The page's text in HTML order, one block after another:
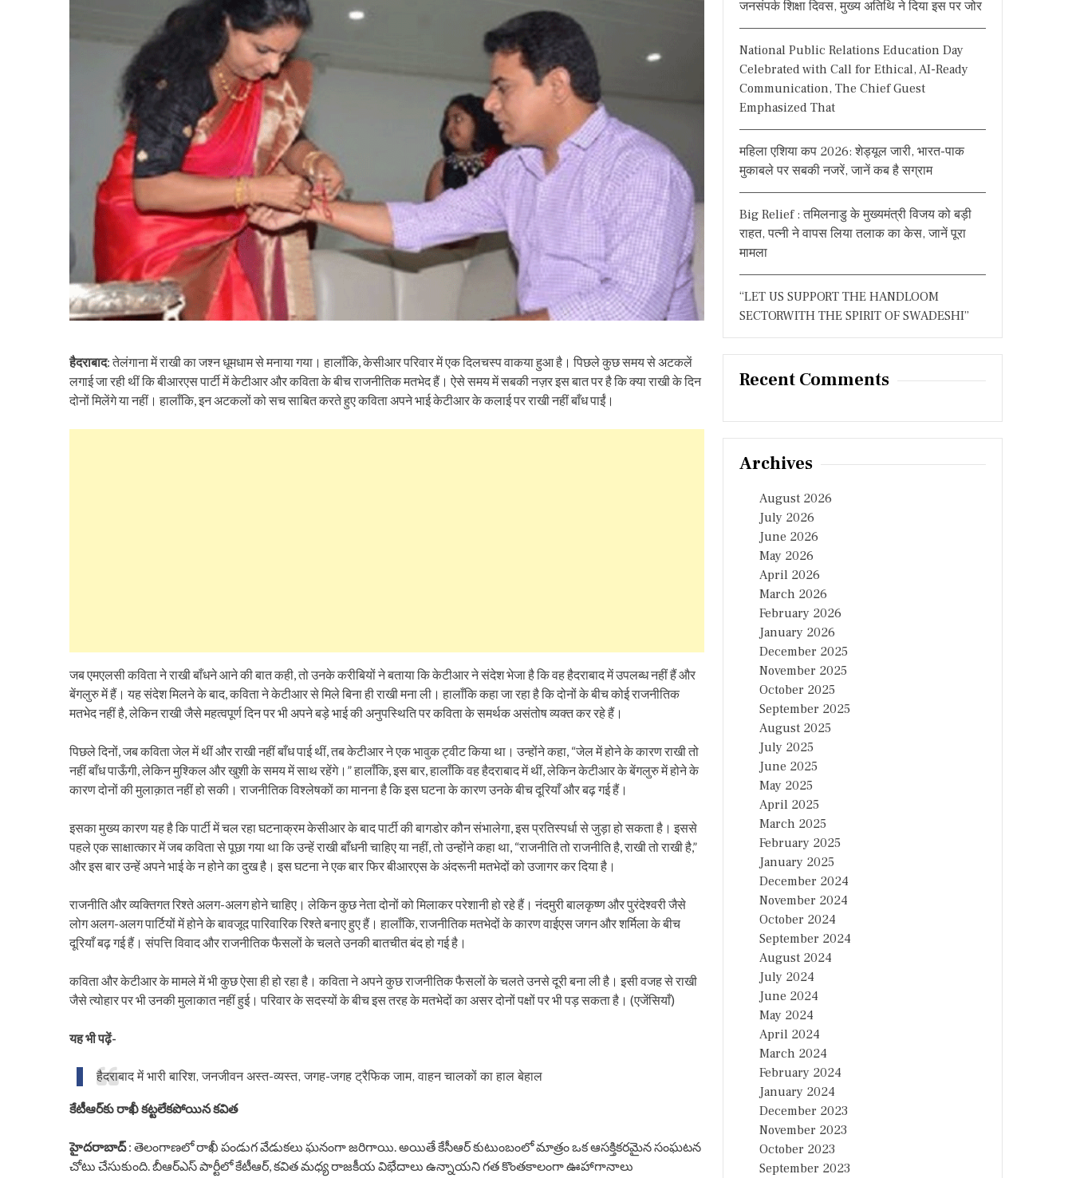
हैदराबाद: तेलंगाना में राखी का जश्न धूमधाम से मनाया गया। हालाँकि, केसीआर परिवार में एक दिलचस्प वाकया हुआ है। पिछले कुछ समय से अटकलें
लगाई जा रही थीं कि बीआरएस पार्टी में केटीआर और कविता के बीच राजनीतिक मतभेद हैं। ऐसे समय में सबकी नज़र इस बात पर है कि क्या राखी के दिन
दोनों मिलेंगे या नहीं। हालाँकि, इन अटकलों को सच साबित करते हुए कविता अपने भाई केटीआर के कलाई पर राखी नहीं बाँध पाईं।
जब एमएलसी कविता ने राखी बाँधने आने की बात कही, तो उनके करीबियों ने बताया कि केटीआर ने संदेश भेजा है कि वह हैदराबाद में उपलब्ध नहीं हैं और
बेंगलुरु में हैं। यह संदेश मिलने के बाद, कविता ने केटीआर से मिले बिना ही राखी मना ली। हालाँकि कहा जा रहा है कि दोनों के बीच कोई राजनीतिक
मतभेद नहीं है, लेकिन राखी जैसे महत्वपूर्ण दिन पर भी अपने बड़े भाई की अनुपस्थिति पर कविता के समर्थक असंतोष व्यक्त कर रहे हैं।
पिछले दिनों, जब कविता जेल में थीं और राखी नहीं बाँध पाई थीं, तब केटीआर ने एक भावुक ट्वीट किया था। उन्होंने कहा, “जेल में होने के कारण राखी तो
नहीं बाँध पाऊँगी, लेकिन मुश्किल और खुशी के समय में साथ रहेंगे।” हालाँकि, इस बार, हालाँकि वह हैदराबाद में थीं, लेकिन केटीआर के बेंगलुरु में होने के
कारण दोनों की मुलाक़ात नहीं हो सकी। राजनीतिक विश्लेषकों का मानना है कि इस घटना के कारण उनके बीच दूरियाँ और बढ़ गई हैं।
इसका मुख्य कारण यह है कि पार्टी में चल रहा घटनाक्रम केसीआर के बाद पार्टी की बागडोर कौन संभालेगा, इस प्रतिस्पर्धा से जुड़ा हो सकता है। इससे
पहले एक साक्षात्कार में जब कविता से पूछा गया था कि उन्हें राखी बाँधनी चाहिए या नहीं, तो उन्होंने कहा था, “राजनीति तो राजनीति है, राखी तो राखी है,”
और इस बार उन्हें अपने भाई के न होने का दुख है। इस घटना ने एक बार फिर बीआरएस के अंदरूनी मतभेदों को उजागर कर दिया है।
राजनीति और व्यक्तिगत रिश्ते अलग-अलग होने चाहिए। लेकिन कुछ नेता दोनों को मिलाकर परेशानी हो रहे हैं। नंदमुरी बालकृष्ण और पुरंदेश्वरी जैसे
लोग अलग-अलग पार्टियों में होने के बावजूद पारिवारिक रिश्ते बनाए हुए हैं। हालाँकि, राजनीतिक मतभेदों के कारण वाईएस जगन और शर्मिला के बीच
दूरियाँ बढ़ गई हैं। संपत्ति विवाद और राजनीतिक फैसलों के चलते उनकी बातचीत बंद हो गई है।
कविता और केटीआर के मामले में भी कुछ ऐसा ही हो रहा है। कविता ने अपने कुछ राजनीतिक फैसलों के चलते उनसे दूरी बना ली है। इसी वजह से राखी
जैसे त्योहार पर भी उनकी मुलाकात नहीं हुई। परिवार के सदस्यों के बीच इस तरह के मतभेदों का असर दोनों पक्षों पर भी पड़ सकता है। (एजेंसियाँ)
यह भी पढ़ें-
हैदराबाद में भारी बारिश, जनजीवन अस्त-व्यस्त, जगह-जगह ट्रैफिक जाम, वाहन चालकों का हाल बेहाल
కేటీఆర్‌కు రాఖీ కట్టలేకపోయిన కవిత
హైదరాబాద్: తెలంగాణలో రాఖీ పండుగ వేడుకలు ఘనంగా జరిగాయి. అయితే కేసీఆర్ కుటుంబంలో మాత్రం ఒక ఆసక్తికరమైన సంఘటన
చోటు చేసుకుంది. బీఆర్ఎస్ పార్టీలో కేటీఆర్, కవిత మధ్య రాజకీయ విభేదాలు ఉన్నాయని గత కొంతకాలంగా ఊహాగానాలు
जनसंपर्क शिक्षा दिवस, मुख्य अतिथि ने दिया इस पर जोर
National Public Relations Education Day
Celebrated with Call for Ethical, AI-Ready
Communication, The Chief Guest
Emphasized That
महिला एशिया कप 2026: शेड्यूल जारी, भारत-पाक
मुकाबले पर सबकी नजरें, जानें कब है सग्राम
Big Relief : तमिलनाडु के मुख्यमंत्री विजय को बड़ी
राहत, पत्नी ने वापस लिया तलाक का केस, जानें पूरा
मामला
“LET US SUPPORT THE HANDLOOM
SECTORWITH THE SPIRIT OF SWADESHI”
Recent Comments
Archives
August 2026
July 2026
June 2026
May 2026
April 2026
March 2026
February 2026
January 2026
December 2025
November 2025
October 2025
September 2025
August 2025
July 2025
June 2025
May 2025
April 2025
March 2025
February 2025
January 2025
December 2024
November 2024
October 2024
September 2024
August 2024
July 2024
June 2024
May 2024
April 2024
March 2024
February 2024
January 2024
December 2023
November 2023
October 2023
September 2023